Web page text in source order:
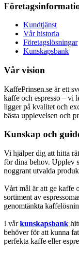
Kundtjänst
Vår historia
Företagslösningar
Kunskapsbank
Vår vision
KaffePrinsen.se är ett
kaffe och espresso – vi
ligger på kvalitet och
bästa upplevelsen och
Kunskap och
Vi hjälper dig att hitta
för dina behov. Upplev
noggrant utvalda
Vårt mål är att ge kaffe
sortiment av
genomtänkta
I vårkunskapsbank
behöver för att kunna
perfekta kaffe eller